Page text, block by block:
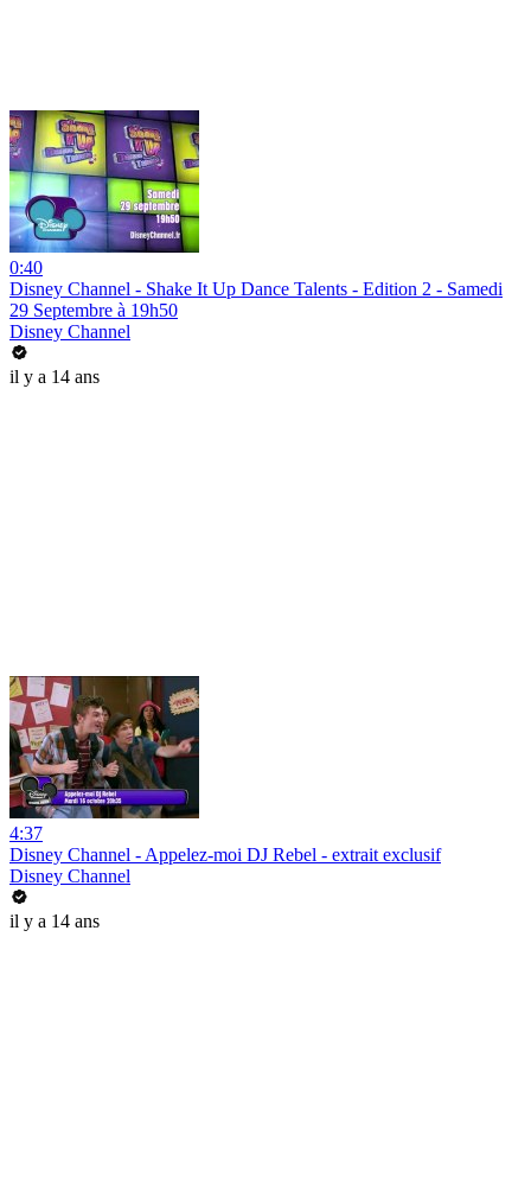
0:40
Disney Channel - Shake It Up Dance Talents - Edition 2 - Samedi
29 Septembre à 19h50
Disney Channel
il y a 14 ans
4:37
Disney Channel - Appelez-moi DJ Rebel - extrait exclusif
Disney Channel
il y a 14 ans